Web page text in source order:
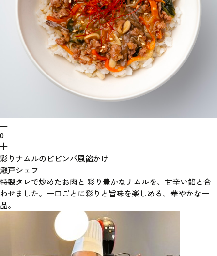
0
彩りナムルのビビンパ風餡かけ
瀬戸シェフ
特製タレで炒めたお肉と 彩り豊かなナムルを、甘辛い餡と合
わせました。一口ごとに彩りと旨味を楽しめる、華やかな一
品。